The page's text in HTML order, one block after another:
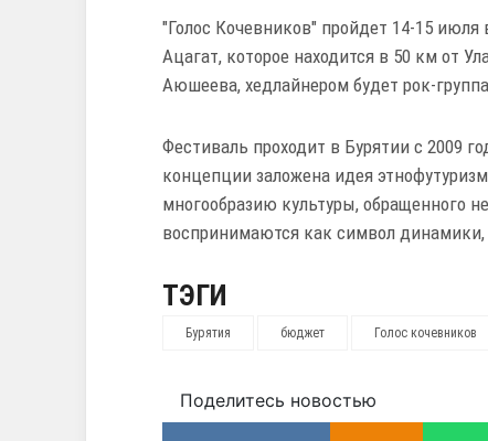
"Голос Кочевников" пройдет 14-15
Ацагат, которое находится в 50 км от
Аюшеева, хедлайнером будет рок-
Фестиваль проходит в Бурятии с 2009
концепции заложена идея
многообразию культуры, обращенного
воспринимаются как символ
ТЭГИ
Бурятия бюджет Голос кочевников
Поделитесь новостью